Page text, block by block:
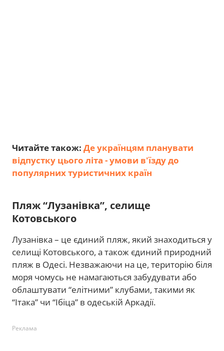
Читайте також: Де українцям планувати
відпустку цього літа - умови в'їзду до
популярних туристичних країн
Пляж “Лузанівка”, селище
Котовського
Лузанівка – це єдиний пляж, який знаходиться у
селищі Котовського, а також єдиний природний
пляж в Одесі. Незважаючи на це, територію біля
моря чомусь не намагаються забудувати або
облаштувати “елітними” клубами, такими як
“Ітака” чи “Ібіца” в одеській Аркадії.
Реклама